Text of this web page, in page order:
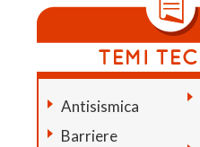
Antisismica
Barriere